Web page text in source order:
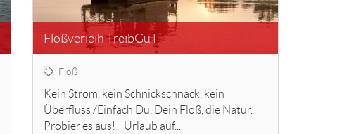
Floßverleih TreibGuT
Floß
Kein Strom, kein Schnickschnack, kein
Überfluss /Einfach Du, Dein Floß, die Natur.
Probier es aus! Urlaub auf...